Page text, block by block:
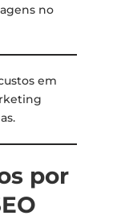
no
em
por